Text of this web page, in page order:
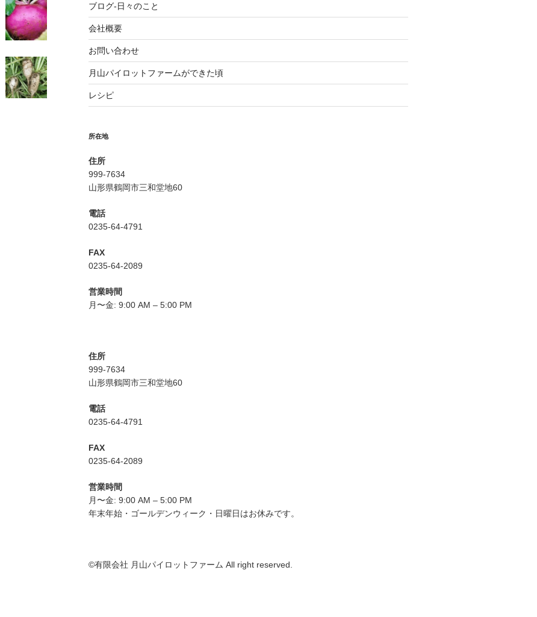
ブログ-日々のこと
会社概要
お問い合わせ
月山パイロットファームができた頃
レシピ
所在地
住所
999-7634
山形県鶴岡市三和堂地60
電話
0235-64-4791
FAX
0235-64-2089
営業時間
月〜金: 9:00 AM – 5:00 PM
住所
999-7634
山形県鶴岡市三和堂地60
電話
0235-64-4791
FAX
0235-64-2089
営業時間
月〜金: 9:00 AM – 5:00 PM
年末年始・ゴールデンウィーク・日曜日はお休みです。
©︎有限会社 月山パイロットファーム All right reserved.